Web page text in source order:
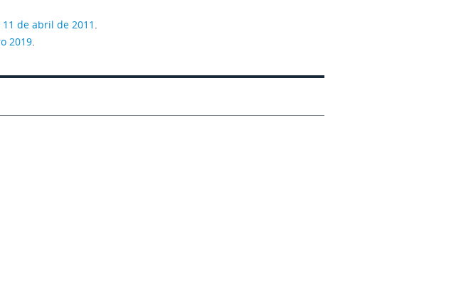
de abril de 2011 .
2019.